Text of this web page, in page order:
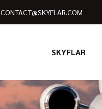
CONTACT@SKYFLAR.COM
SKYFLAR